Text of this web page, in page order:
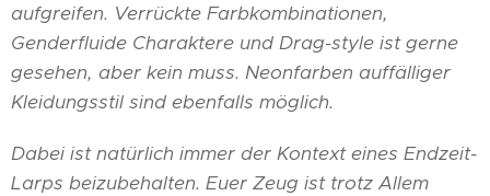
aufgreifen. Verrückte Farbkombinationen,
Genderfluide Charaktere und Drag-style ist gerne
gesehen, aber kein muss. Neonfarben auffälliger
Kleidungsstil sind ebenfalls möglich.
Dabei ist natürlich immer der Kontext eines Endzeit-
Larps beizubehalten. Euer Zeug ist trotz Allem